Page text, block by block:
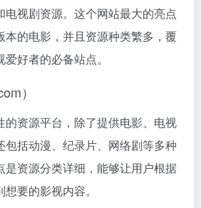
电视剧资源。这个网站最大的亮点
本的电影，并且资源种类繁多，覆
好者的必备站点。
）
的资源平台，除了提供电影、电视
包括动漫、纪录片、网络剧等多种
是资源分类详细，能够让用户根据
要的影视内容。